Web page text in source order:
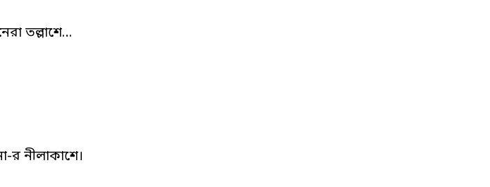
তল্লাশে…
র নীলাকাশে।